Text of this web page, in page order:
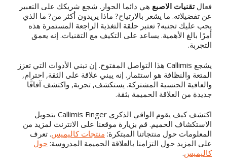
فعالتقنيات الاصبع هي دائما الحوار. شجع شريكك على التعبير
عن تفضيلاته. ما يشعر بالارتياح? ماذا يريدون أكثر من? ما الذي
يجب عليك تجنبه? تعتبر حلقة التغذية الراجعة المستمرة هذه
أمرًا بالغ الأهمية. يساعد على التكيف مع التقنيات. إنه يعمق
التجربة.
يشجع Callimis هذا التواصل المفتوح. إن تبني الأدوات التي تعزز
المتعة والنظافة هو استثمار. إنه يبني علاقة على الثقة, احترام,
والعافية الجنسية المشتركة. يستكشف, تجربة, واكتشف آفاقًا
جديدة من العلاقة الحميمة بثقة.
اكتشف كيف يقوم الواقي الذكري Callimis Finger بتحويل
الاستكشاف الحميم. قم بزيارة موقعنا على الانترنت لمزيد من
المعلومات حول منتجاتنا المبتكرة: منتجات كاليميس. تعرف
على المزيد حول التزامنا بالعلاقة الحميمة المدروسة: حول
كاليميس.